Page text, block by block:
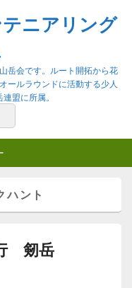
ニアリング
岳会です。ルート開拓から花
ールラウンドに活動する少人
盟に所属。
ハント
剱岳